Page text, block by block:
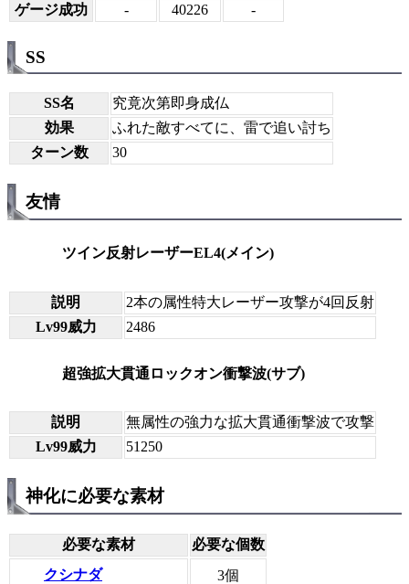
ゲージ成功 - 40226 -
SS
SS名
究竟次第即身成仏
効果
ふれた敵すべてに、雷で追い討ち
ターン数
30
友情
ツイン反射レーザーEL4(メイン)
説明
2本の属性特大レーザー攻撃が4回反射
Lv99威力
2486
超強拡大貫通ロックオン衝撃波(サブ)
説明
無属性の強力な拡大貫通衝撃波で攻撃
Lv99威力
51250
神化に必要な素材
必要な素材
必要な個数
クシナダ
3個